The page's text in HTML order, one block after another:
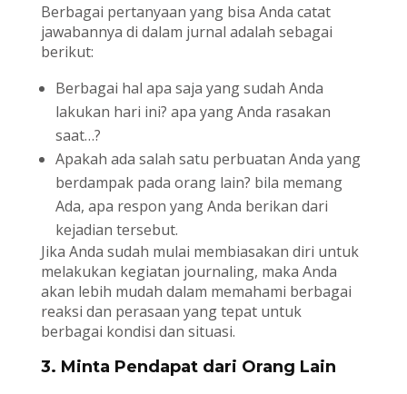
Berbagai pertanyaan yang bisa Anda catat
jawabannya di dalam jurnal adalah sebagai
berikut:
Berbagai hal apa saja yang sudah Anda
lakukan hari ini? apa yang Anda rasakan
saat…?
Apakah ada salah satu perbuatan Anda yang
berdampak pada orang lain? bila memang
Ada, apa respon yang Anda berikan dari
kejadian tersebut.
Jika Anda sudah mulai membiasakan diri untuk
melakukan kegiatan journaling, maka Anda
akan lebih mudah dalam memahami berbagai
reaksi dan perasaan yang tepat untuk
berbagai kondisi dan situasi.
3. Minta Pendapat dari Orang Lain